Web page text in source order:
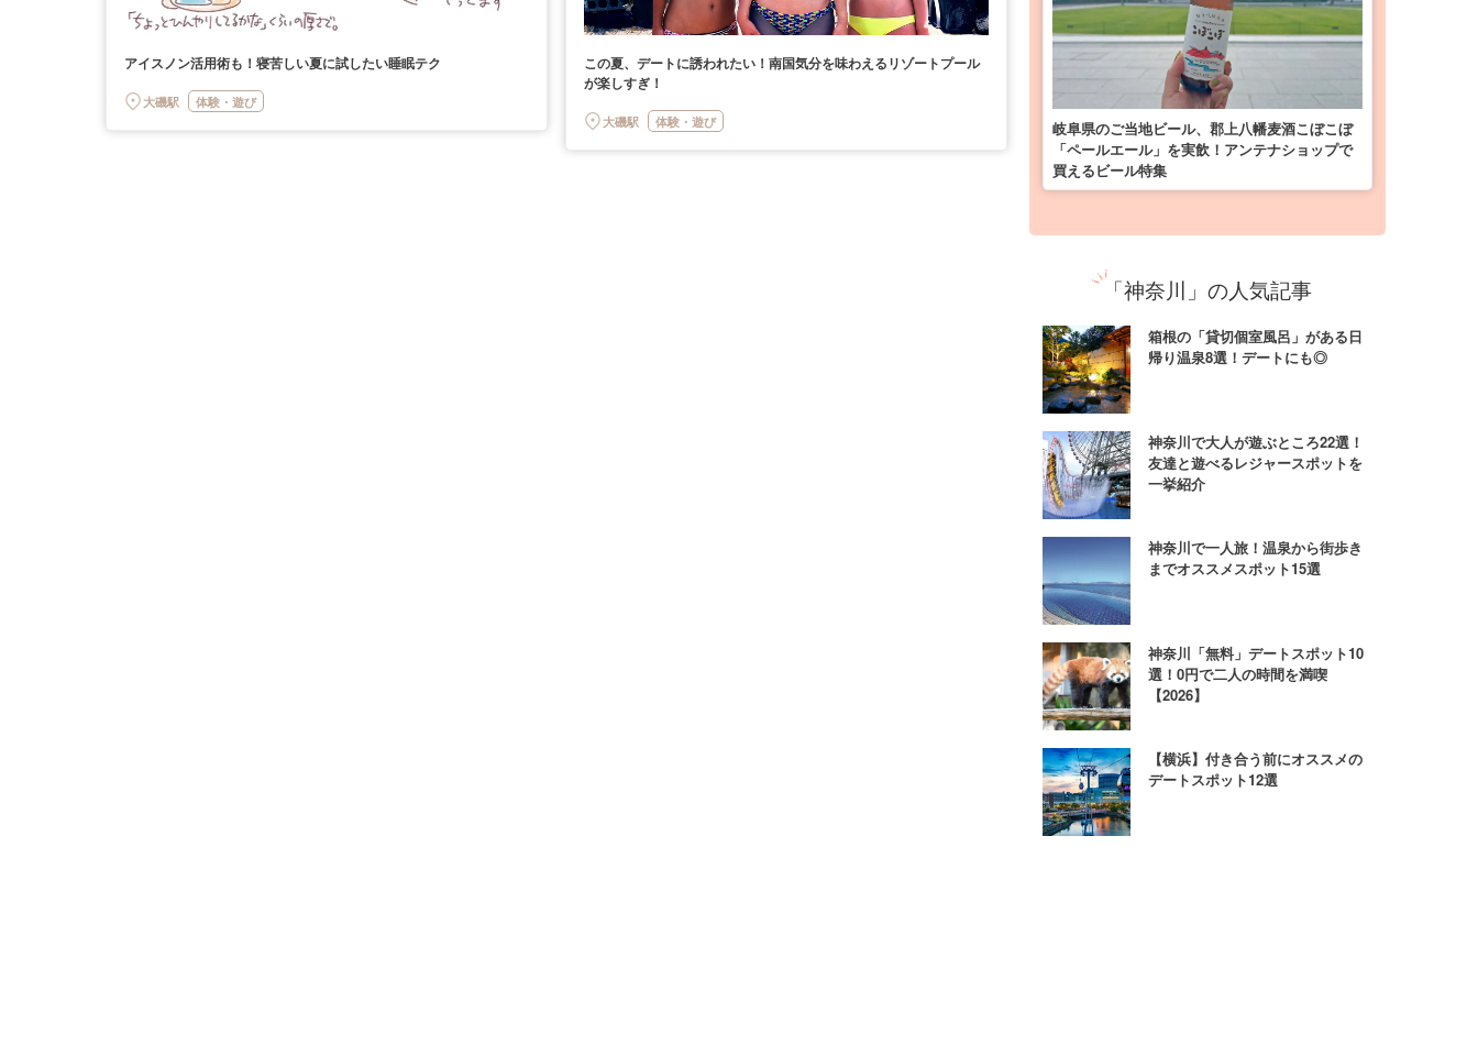
アイスノン活用術も！寝苦しい夏に試したい睡眠テク
大磯駅 体験・遊び
この夏、デートに誘われたい！南国気分を味わえるリゾートプール
が楽しすぎ！
大磯駅 体験・遊び
岐阜県のご当地ビール、郡上八幡麦酒こぼこぼ
「ペールエール」を実飲！アンテナショップで
買えるビール特集
「神奈川」の人気記事
箱根の「貸切個室風呂」がある日
帰り温泉8選！デートにも◎
神奈川で大人が遊ぶところ22選！
友達と遊べるレジャースポットを
一挙紹介
神奈川で一人旅！温泉から街歩き
までオススメスポット15選
神奈川「無料」デートスポット10
選！0円で二人の時間を満喫
【2026】
【横浜】付き合う前にオススメの
デートスポット12選